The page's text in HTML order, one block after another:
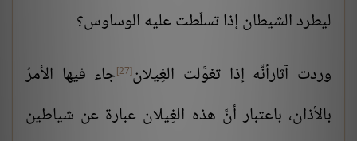
ليطرد الشيطان إذا تسلّطت عليه الوساوس؟
وردت آثارأنَّه إذا تغوَّلت الغِيلان[27]
جاء فيها الأمرُ
بالأذان، باعتبار أنَّ هذه الغِيلان عبارة عن شياطين